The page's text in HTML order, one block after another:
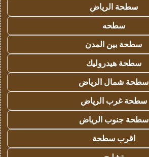
سطحة الرياض
سطحه
سطحة بين المدن
سطحة هيدروليك
سطحة شمال الرياض
سطحة غرب الرياض
سطحة جنوب الرياض
اقرب سطحة